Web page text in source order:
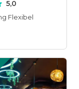
5,0
Flexibel